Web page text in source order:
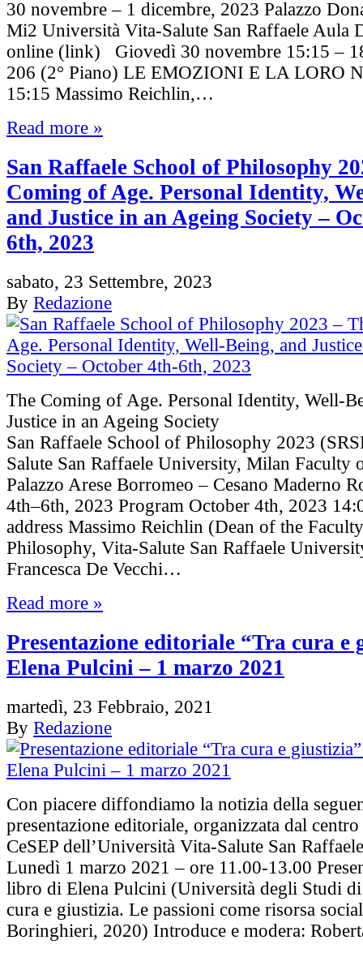
30 novembre – 1 dicembre, 2023 Palazzo
Mi2 Università Vita-Salute San Raffaele Aula
online (link) Giovedì 30 novembre 15:15 –
206 (2° Piano) LE EMOZIONI E LA LORO
15:15 Massimo Reichlin,…
Read more »
San Raffaele School of Philosophy
Coming of Age. Personal Identity,
and Justice in an Ageing Society –
6th, 2023
sabato, 23 Settembre, 2023
By Redazione
The Coming of Age. Personal Identity, Well-
Justice in an Ageing Society
San Raffaele School of Philosophy 2023
Salute San Raffaele University, Milan Faculty
Palazzo Arese Borromeo – Cesano Maderno
4th–6th, 2023 Program October 4th, 2023
address Massimo Reichlin (Dean of the
Philosophy, Vita-Salute San Raffaele
Francesca De Vecchi…
Read more »
Presentazione editoriale “Tra cura e
Elena Pulcini – 1 marzo 2021
martedì, 23 Febbraio, 2021
By Redazione
Con piacere diffondiamo la notizia della
presentazione editoriale, organizzata dal
CeSEP dell’Università Vita-Salute San
Lunedì 1 marzo 2021 – ore 11.00-13.00
libro di Elena Pulcini (Università degli Studi
cura e giustizia. Le passioni come risorsa
Boringhieri, 2020) Introduce e modera: